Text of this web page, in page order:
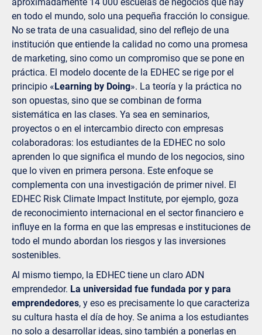
en todo el mundo, solo una pequeña fracción lo consigue.
No se trata de una casualidad, sino del reflejo de una
institución que entiende la calidad no como una promesa
de marketing, sino como un compromiso que se pone en
práctica. El modelo docente de la EDHEC se rige por el
principio « Learning by Doing». La teoría y la práctica no
son opuestas, sino que se combinan de forma
sistemática en las clases. Ya sea en seminarios,
proyectos o en el intercambio directo con empresas
colaboradoras: los estudiantes de la EDHEC no solo
aprenden lo que significa el mundo de los negocios, sino
que lo viven en primera persona. Este enfoque se
complementa con una investigación de primer nivel. El
EDHEC Risk Climate Impact Institute, por ejemplo, goza
de reconocimiento internacional en el sector financiero e
influye en la forma en que las empresas e instituciones de
todo el mundo abordan los riesgos y las inversiones
sostenibles.
Al mismo tiempo, la EDHEC tiene un claro ADN
emprendedor. La universidad fue fundada por y para
emprendedores, y eso es precisamente lo que caracteriza
su cultura hasta el día de hoy. Se anima a los estudiantes
no solo a desarrollar ideas, sino también a ponerlas en